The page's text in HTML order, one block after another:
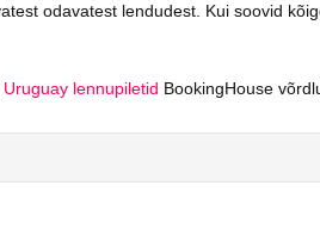
odavatest lendudest. Kui soovid
Uruguay lennupiletid BookingHouse